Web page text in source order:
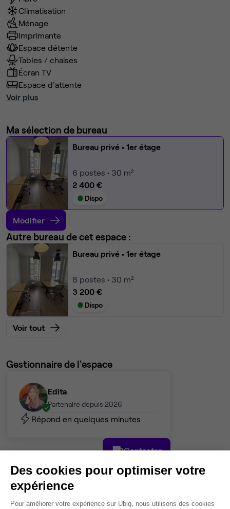
Climatisation
Ménage
Imprimante
Espace détente
Tables / chaises
Écran TV
Espace d'attente
Voir plus
Ma sélection de bureau
Bureau privé • 1er étage
6 postes • 30 m²
2 400 €
Dispo
Modifier
Autre bureau de cet espace :
Bureau privé • 1er étage
8 postes • 30 m²
3 200 €
Dispo
Voir tout
Gestionnaire de l'espace
Edita
Partenaire depuis 2026
Répond en quelques minutes
Contacter
Des cookies pour optimiser votre
expérience
Plateforme de Gestion du
Pour améliorer votre expérience sur Ubiq, nous utilisons des cookies